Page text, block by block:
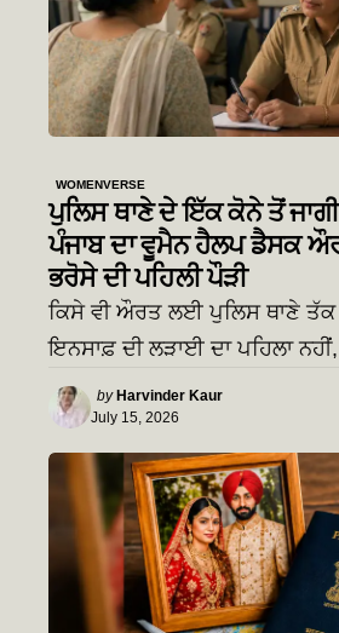
WOMENVERSE
ਪੁਲਿਸ ਥਾਣੇ ਦੇ ਇੱਕ ਕੋਨੇ ਤੋਂ
ਪੰਜਾਬ ਦਾ ਵੂਮੈਨ ਹੈਲਪ ਡੈਸਕ
ਭਰੋਸੇ ਦੀ ਪਹਿਲੀ ਪੌੜੀ
ਕਿਸੇ ਵੀ ਔਰਤ ਲਈ ਪੁਲਿਸ ਥਾਣੇ
ਇਨਸਾਫ਼ ਦੀ ਲੜਾਈ ਦਾ ਪਹਿਲਾ
Posted
by
by Harvinder Kaur
July 15, 2026